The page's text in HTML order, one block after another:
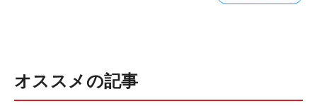
オススメの記事